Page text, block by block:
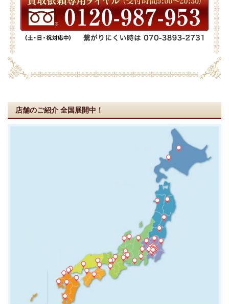
店舗のご紹介 全国展開中！